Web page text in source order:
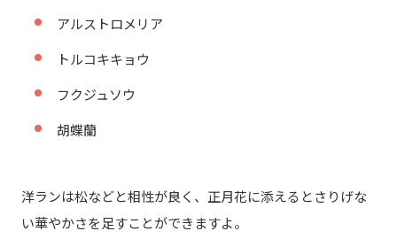
アルストロメリア
トルコキキョウ
フクジュソウ
胡蝶蘭
洋ランは松などと相性が良く、正月花に添えるとさりげな
い華やかさを足すことができますよ。